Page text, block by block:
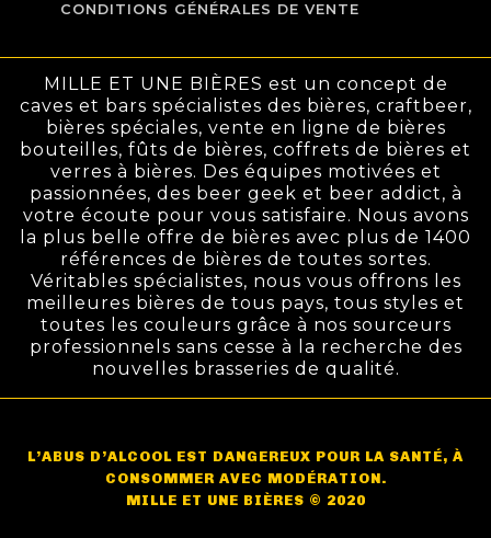
CONDITIONS GÉNÉRALES DE VENTE
MILLE ET UNE BIÈRES est un concept de
caves et bars spécialistes des bières, craftbeer,
bières spéciales, vente en ligne de bières
bouteilles, fûts de bières, coffrets de bières et
verres à bières. Des équipes motivées et
passionnées, des beer geek et beer addict, à
votre écoute pour vous satisfaire. Nous avons
la plus belle offre de bières avec plus de 1400
références de bières de toutes sortes.
Véritables spécialistes, nous vous offrons les
meilleures bières de tous pays, tous styles et
toutes les couleurs grâce à nos sourceurs
professionnels sans cesse à la recherche des
nouvelles brasseries de qualité.
L’ABUS D’ALCOOL EST DANGEREUX POUR LA SANTÉ, À
CONSOMMER AVEC MODÉRATION.
MILLE ET UNE BIÈRES © 2020